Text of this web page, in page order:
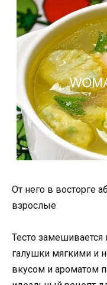
От него в восторге
взрослые
Тесто замешивается
галушки мягкими
вкусом и ароматом